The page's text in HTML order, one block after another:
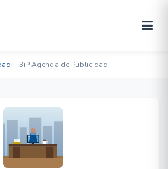
3iP Agencia de Publicidad